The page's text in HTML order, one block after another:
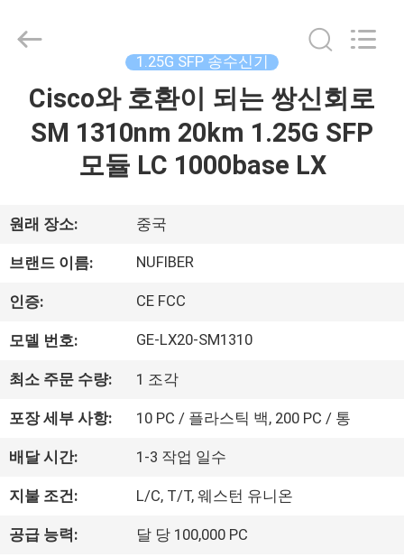
우
리
에
대
하
공
장
Shenzhen
Fivision
Developed
1.25G SFP 송수신기
Cisco와 호환이 되는 쌍신회로
SM 1310nm 20km 1.25G SFP
모듈 LC 1000base LX
원래 장소: 중국
브랜드 이름: NUFIBER
인증: CE FCC
모델 번호: GE-LX20-SM1310
최소 주문 수량: 1 조각
포장 세부 사항: 10 PC / 플라스틱 백, 200 PC / 통
배달 시간: 1-3 작업 일수
지불 조건: L/C, T/T, 웨스턴 유니온
공급 능력: 달 당 100,000 PC